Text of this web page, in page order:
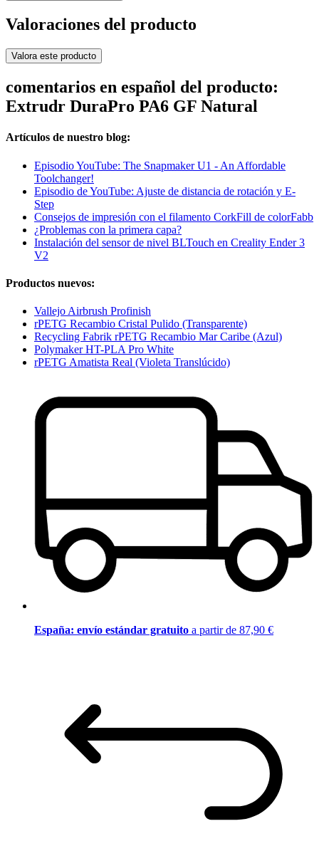
Valoraciones del producto
Valora este producto
comentarios en español del producto:
Extrudr DuraPro PA6 GF Natural
Artículos de nuestro blog:
Episodio YouTube: The Snapmaker U1 - An Affordable
Toolchanger!
Episodio de YouTube: Ajuste de distancia de rotación y E-
Step
Consejos de impresión con el filamento CorkFill de colorFabb
¿Problemas con la primera capa?
Instalación del sensor de nivel BLTouch en Creality Ender 3
V2
Productos nuevos:
Vallejo Airbrush Profinish
rPETG Recambio Cristal Pulido (Transparente)
Recycling Fabrik rPETG Recambio Mar Caribe (Azul)
Polymaker HT-PLA Pro White
rPETG Amatista Real (Violeta Translúcido)
España: envío estándar gratuito a partir de 87,90 €